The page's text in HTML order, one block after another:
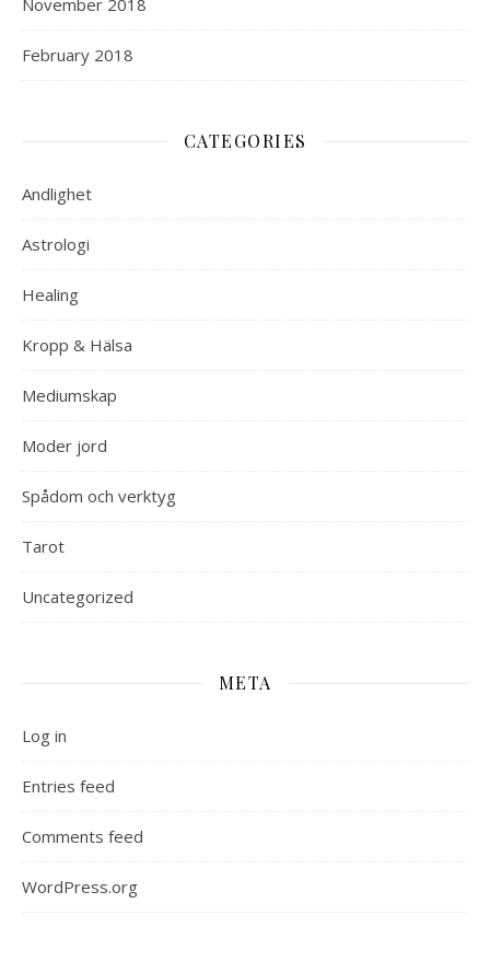
November 2018
February 2018
CATEGORIES
Andlighet
Astrologi
Healing
Kropp & Hälsa
Mediumskap
Moder jord
Spådom och verktyg
Tarot
Uncategorized
META
Log in
Entries feed
Comments feed
WordPress.org